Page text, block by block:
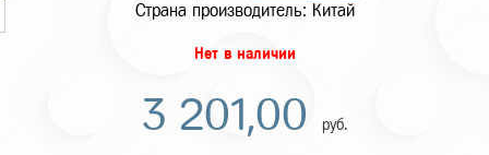
Страна производитель: Китай
Нет в наличии
3 201,00 руб.